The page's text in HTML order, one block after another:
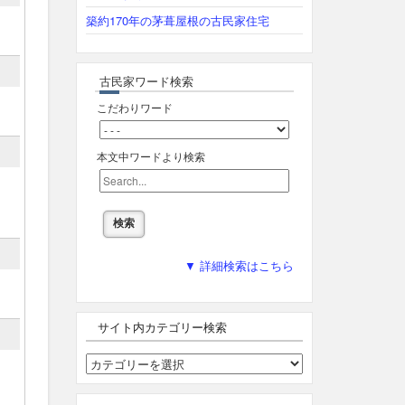
築約170年の茅葺屋根の古民家住宅
古民家ワード検索
こだわりワード
本文中ワードより検索
▼ 詳細検索はこちら
サイト内カテゴリー検索
サ
イ
ト